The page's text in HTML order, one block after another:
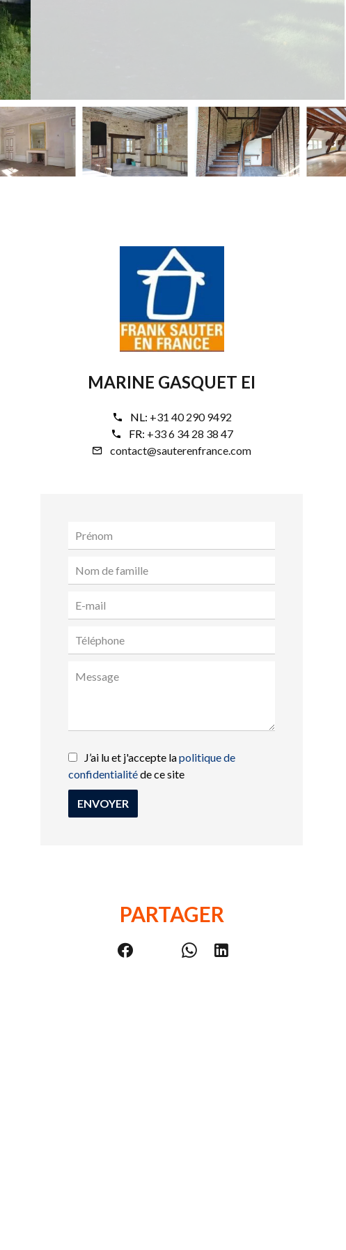
MARINE GASQUET EI
NL: +31 40 290 9492
FR: +33 6 34 28 38 47
contact@sauterenfrance.com
J’ai lu et j'accepte lapolitique de
confidentialitéde ce site
ENVOYER
PARTAGER